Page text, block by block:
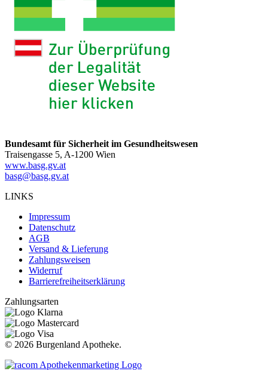
Bundesamt für Sicherheit im Gesundheitswesen
Traisengasse 5, A-1200 Wien
www.basg.gv.at
basg@basg.gv.at
LINKS
Impressum
Datenschutz
AGB
Versand & Lieferung
Zahlungsweisen
Widerruf
Barrierefreiheitserklärung
Zahlungsarten
© 2026 Burgenland Apotheke.